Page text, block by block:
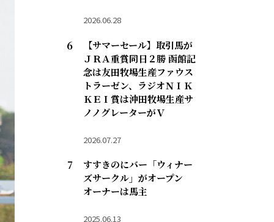
2026.06.28
【サマーセール】取引馬が
ＪＲＡ重賞同日２勝 函館記
念は友田牧場生産ファウス
トラーゼン、ラジオＮＩＫ
ＫＥＩ賞は沖田牧場生産サ
ノノグレーターがＶ
2026.07.27
すすきのにバー「ウィナー
ズサークル」がオープン
オーナーは馬主
2025.06.13